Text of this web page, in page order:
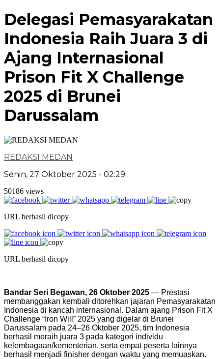
Delegasi Pemasyarakatan
Indonesia Raih Juara 3 di
Ajang Internasional
Prison Fit X Challenge
2025 di Brunei
Darussalam
REDAKSI MEDAN
Senin, 27 Oktober 2025 - 02:29
50186 views
URL berhasil dicopy
URL berhasil dicopy
Bandar Seri Begawan, 26 Oktober 2025 — Prestasi
membanggakan kembali ditorehkan jajaran Pemasyarakatan
Indonesia di kancah internasional. Dalam ajang Prison Fit X
Challenge “Iron Will” 2025 yang digelar di Brunei
Darussalam pada 24–26 Oktober 2025, tim Indonesia
berhasil meraih juara 3 pada kategori individu
kelembagaan/kementerian, serta empat peserta lainnya
berhasil menjadi finisher dengan waktu yang memuaskan.